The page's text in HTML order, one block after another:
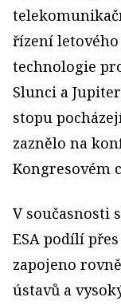
řízení
technologie
Slunci a
stopu
zaznělo na
Kongresovém
V současnosti
ESA podílí
zapojeno
ústavů a